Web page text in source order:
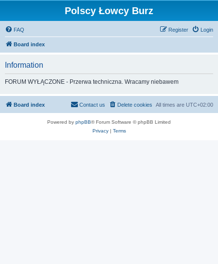
Polscy Łowcy Burz
FAQ Login
Register
Board index
Information
FORUM WYŁĄCZONE - Przerwa techniczna. Wracamy niebawem
Board index All times are UTC+02:00
Delete cookies
Contact us
Powered by phpBB® Forum Software © phpBB Limited
Privacy| Terms